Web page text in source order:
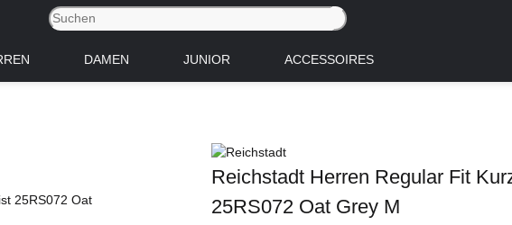
DAMEN JUNIOR ACCESSOIRES
Reichstadt Herren Regular Fit
25RS072 Oat Grey M